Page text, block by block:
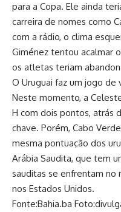
para a Copa. Ele ainda
carreira de nomes como
com a rádio, o clima
Giménez tentou acalmar
os atletas teriam
O Uruguai faz um jogo de
Neste momento, a
H com dois pontos, atrás
chave. Porém, Cabo
mesma pontuação dos
Arábia Saudita, que tem
sauditas se enfrentam no
nos Estados Unidos.
Fonte:Bahia.ba